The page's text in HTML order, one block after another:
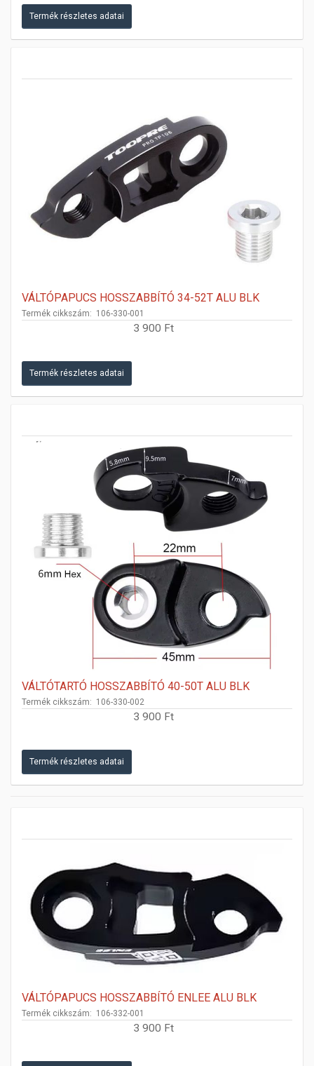
Termék részletes adatai
VÁLTÓPAPUCS HOSSZABBÍTÓ 34-52T ALU BLK
Termék cikkszám: 106-330-001
3 900 Ft
Termék részletes adatai
VÁLTÓTARTÓ HOSSZABBÍTÓ 40-50T ALU BLK
Termék cikkszám: 106-330-002
3 900 Ft
Termék részletes adatai
VÁLTÓPAPUCS HOSSZABBÍTÓ ENLEE ALU BLK
Termék cikkszám: 106-332-001
3 900 Ft